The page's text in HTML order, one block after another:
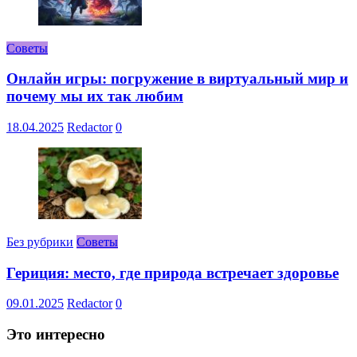
Советы
Онлайн игры: погружение в виртуальный мир и
почему мы их так любим
18.04.2025 Redactor 0
Без рубрики Советы
Гериция: место, где природа встречает здоровье
09.01.2025 Redactor 0
Это интересно